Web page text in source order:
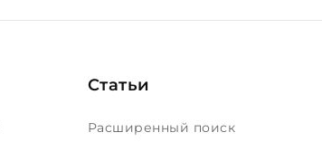
Статьи
Расширенный поиск